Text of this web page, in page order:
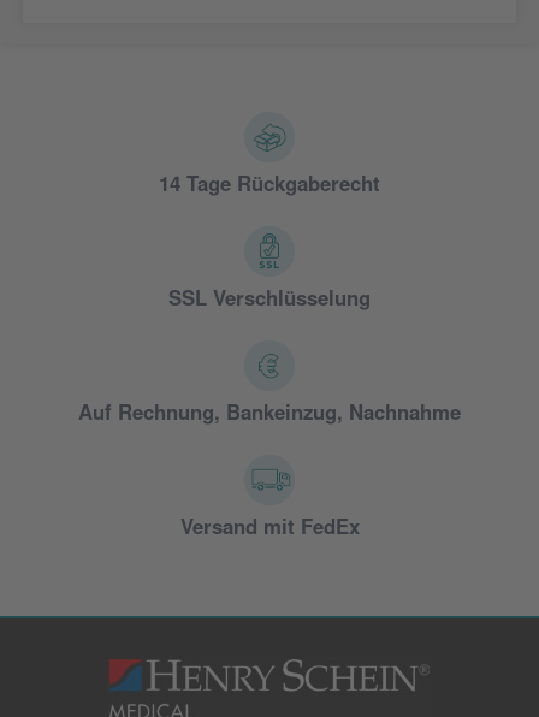
14 Tage Rückgaberecht
SSL Verschlüsselung
Auf Rechnung, Bankeinzug, Nachnahme
Versand mit FedEx